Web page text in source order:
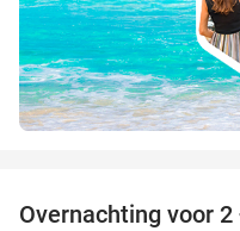
Overnachting voor